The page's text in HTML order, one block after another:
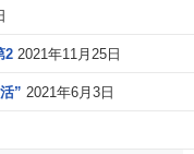
而常常忘记它的起
迎的典型方式，或许
的攻击。这种行为方
制度化成一种社会传
2 2021年11月25日
” 2021年6月3日